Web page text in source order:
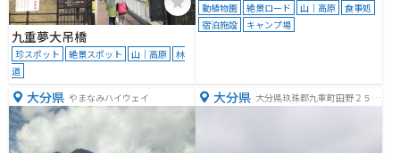
九重夢大吊橋
珍スポット 絶景スポット 山｜高原
林
道
動植物園 絶景ロード 山｜高原
食事処
宿泊施設
キャンプ場
大分県 やまなみハイウェイ 大分県 大分県玖珠郡九重町田野２５５